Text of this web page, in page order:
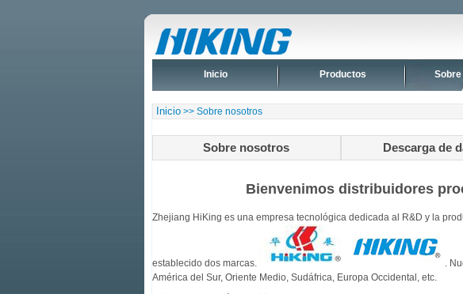
Inicio Productos
Inicio >> Sobre nosotros
Sobre nosotros Descarga de
Bienvenimos distribuidores
Zhejiang HiKing es una empresa tecnológica dedicada al R&D y la
establecido dos marcas.
.
América del Sur, Oriente Medio, Sudáfrica, Europa Occidental, etc.